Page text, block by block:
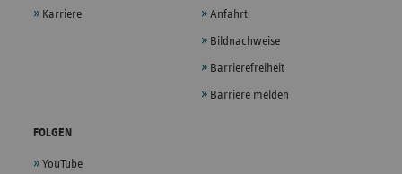
Karriere Anfahrt
Bildnachweise
Barrierefreiheit
Barriere melden
FOLGEN
YouTube